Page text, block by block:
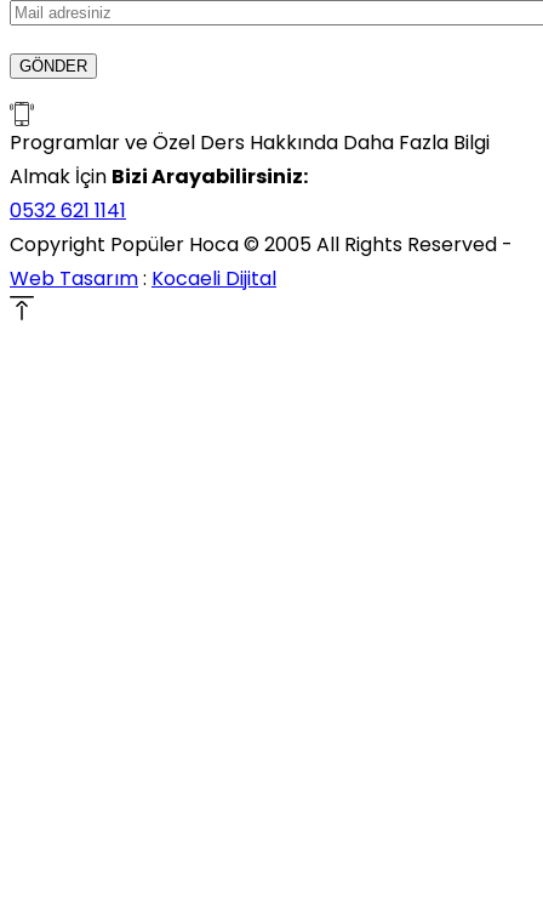
Programlar ve Özel Ders Hakkında Daha Fazla Bilgi
Almak İçin Bizi Arayabilirsiniz:
0532 621 1141
Copyright Popüler Hoca © 2005 All Rights Reserved -
Web Tasarım: Kocaeli Dijital